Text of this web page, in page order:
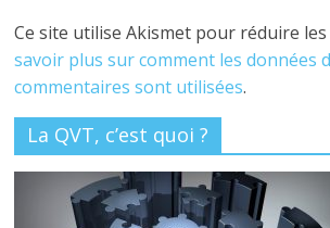
Ce site utilise Akismet pour réduire
savoir plus sur comment les données
commentaires sont utilisées.
La QVT, c’est quoi ?